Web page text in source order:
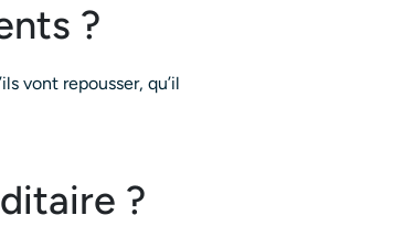
?
vont repousser, qu’il
?